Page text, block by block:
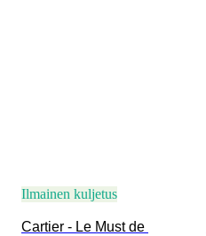
Ilmainen kuljetus
Cartier - Le Must de